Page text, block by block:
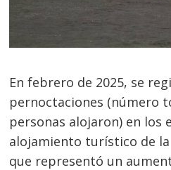
En febrero de 2025, se
pernoctaciones (número
personas alojaron) en los
alojamiento turístico de
que representó un